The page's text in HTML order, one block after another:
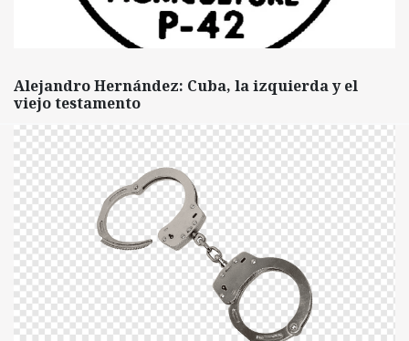
Alejandro Hernández: Cuba, la izquierda y el
viejo testamento